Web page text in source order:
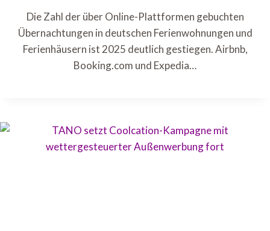
Die Zahl der über Online-Plattformen gebuchten
Übernachtungen in deutschen Ferienwohnungen und
Ferienhäusern ist 2025 deutlich gestiegen. Airbnb,
Booking.com und Expedia…